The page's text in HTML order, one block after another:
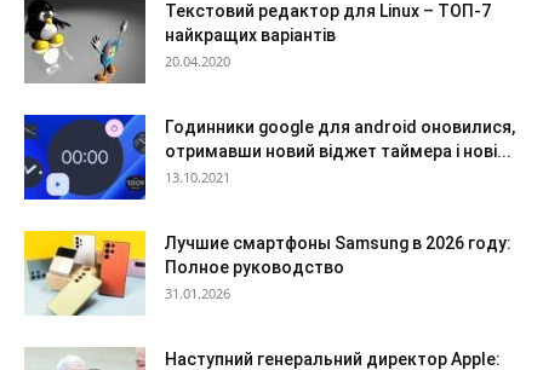
Текстовий редактор для Linux – ТОП-7
найкращих варіантів
20.04.2020
Годинники google для android оновилися,
отримавши новий віджет таймера і нові...
13.10.2021
Лучшие смартфоны Samsung в 2026 году:
Полное руководство
31.01.2026
Наступний генеральний директор Apple: